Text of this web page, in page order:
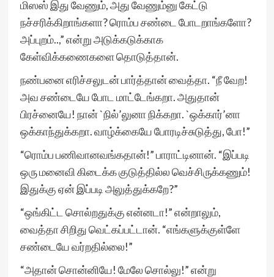
மிஸஸ் இது வேணும், அது வேணும்னு கேட்டு
நச்சரிக்கிறாங்களா? ரொம்ப சண்டை போடறாங்களோ?
அப்புறம்..,” என்று அடுக்கடுக்காக
கேள்விக்கணைகளை தொடுத்தான்.
நண்பனை எரிச்சலுடன் பார்த்தான் வைத்தா. “நீ வேற!
அவ சண்டையே போட மாட்டேங்கறா. அதுதான்
பிரச்னையே! நான் `நில்’லுனா நிக்கறா. `ஒக்கார்’னா
ஒக்காந்துக்கறா. வாழ்க்கையே போரடிச்சுடுத்து, போ!”
“ரொம்ப பணிவானவங்கதான்!” பாராட்டினான். “இப்படி
ஒரு மனைவி கிடைக்க குடுத்தில்ல வெச்சிருக்கணும்!
இதுக்கு ஏன் இப்படி அலுத்துக்கறே?”
“ஒங்கிட்ட சொல்றதுக்கு என்னடா!” என்றாலும்,
வைத்தா சிறிது வெட்கப்பட்டான். “எங்களுக்குள்ளே
சண்டையே வர்றதில்லை!”
“அதான் சொன்னியே! மேலே சொல்லு!” என்று